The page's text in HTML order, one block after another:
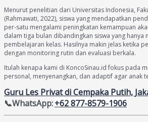
Menurut penelitian dari Universitas Indonesia,
(Rahmawati, 2022), siswa yang mendapatkan
per-satu mengalami peningkatan kemampuan
dalam tiga bulan dibandingkan siswa yang hanya
pembelajaran kelas. Hasilnya makin jelas ketika
dengan monitoring rutin dan evaluasi berkala.
Itulah kenapa kami di KoncoSinau.id fokus pada
personal, menyenangkan, dan adaptif agar anak
Guru Les Privat di Cempaka Putih,
📞WhatsApp:+62 877-8579-1906